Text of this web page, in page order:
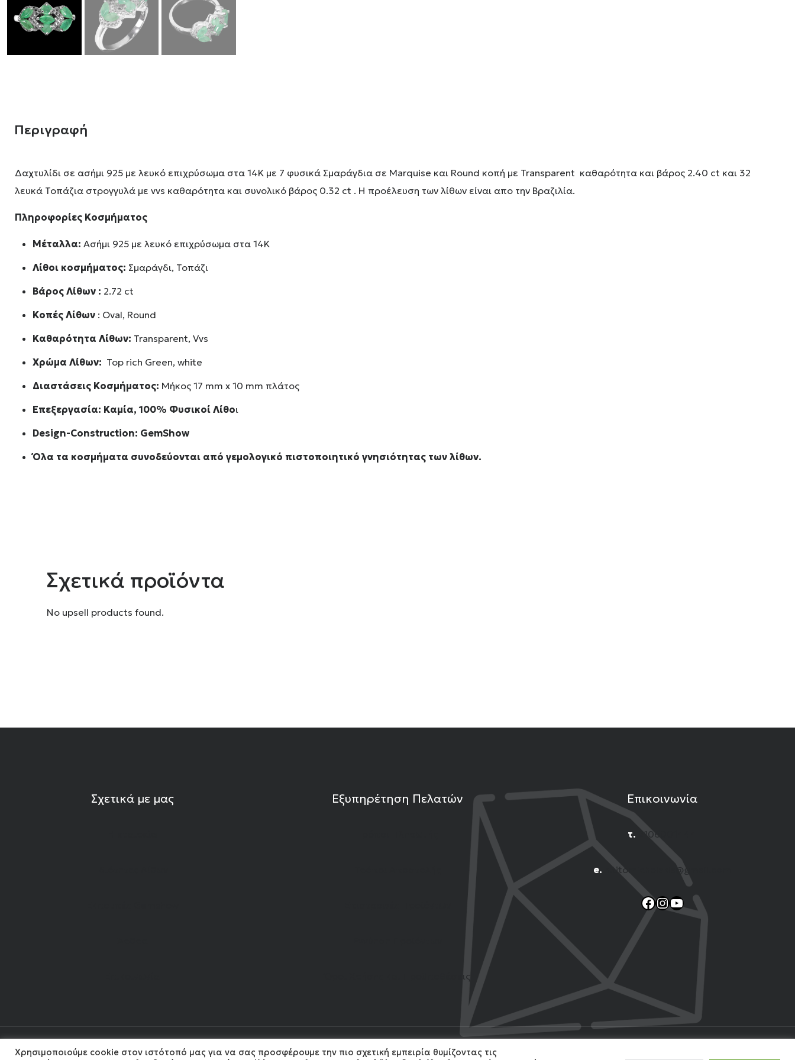
Περιγραφή
Δαχτυλίδι σε ασήμι 925 με λευκό επιχρύσωμα στα 14Κ με 7 φυσικά Σμαράγδια σε Marquise και Round κοπή με Transparent καθαρότητα και βάρος 2.40 ct και 32
λευκά Τοπάζια στρογγυλά με vvs καθαρότητα και συνολικό βάρος 0.32 ct . Η προέλευση των λίθων είναι απο την Βραζιλία.
Πληροφορίες Κοσμήματος
Μέταλλα: Ασήμι 925 με λευκό επιχρύσωμα στα 14Κ
Λίθοι κοσμήματος: Σμαράγδι, Τοπάζι
Βάρος Λίθων : 2.72 ct
Κοπές Λίθων : Oval, Round
Καθαρότητα Λίθων: Transparent, Vvs
Χρώμα Λίθων: Top rich Green, white
Διαστάσεις Κοσμήματος: Μήκος 17 mm x 10 mm πλάτος
Επεξεργασία: Καμία, 100% Φυσικοί Λίθοι
Design-Construction: GemShow
Όλα τα κοσμήματα συνοδεύονται από γεμολογικό πιστοποιητικό γνησιότητας των λίθων.
Σχετικά προϊόντα
No upsell products found.
Σχετικά με μας Εξυπηρέτηση Πελατών
Όροι Χρήσης και Προϋποθέσεις
Επικοινωνία
τ. 2106001444
e. n.titomichelakis@gmail.com
Facebook
Instagram
YouTube
2024 Gemshow. All Rights reserved. Developed byMonoWare Web
Χρησιμοποιούμε cookie στον ιστότοπό μας για να σας προσφέρουμε την πιο σχετική εμπειρία θυμίζοντας τις